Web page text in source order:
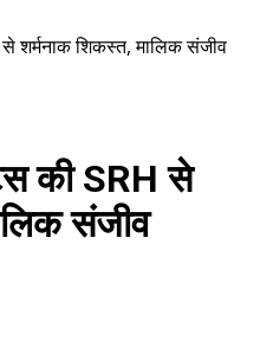
शिकस्त, माल‍िक संजीव
की SRH से
संजीव